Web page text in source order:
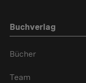
Buchverlag
Bücher
Team